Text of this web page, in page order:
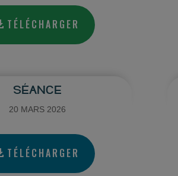
TÉLÉCHARGER
SÉANCE
20 MARS 2026
TÉLÉCHARGER